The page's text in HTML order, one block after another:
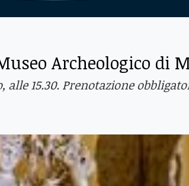
Archeologico di
alle 15.30. Prenotazione